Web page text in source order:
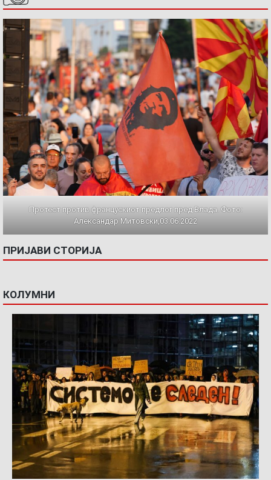
Протест против францускиот предлог пред Влада. Фото:
Александар Митовски,03.06.2022
ПРИЈАВИ СТОРИЈА
КОЛУМНИ